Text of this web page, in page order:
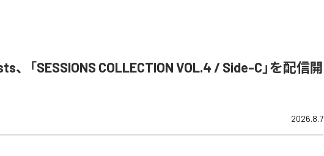
、「SESSIONS COLLECTION VOL.4 / Side-C」を配信開
2026.8.7